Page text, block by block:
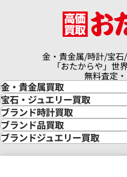
金・貴金属/時計/宝石
「おたからや」世
無料査定・
金・貴金属買取
金買取
金の相場価格情報
金の参考買取価格一覧
インゴット買取
インゴットの相場価格情報
24金買取
宝石・ジュエリー買取
宝石・ジュエリー買取
ダイヤモンド買取
ダイヤモンド・宝石の参考価
リング・結婚指輪買取
エメラルド買取
ブランド時計買取
時計買取
ロレックス買取
ロレックス デイトナ買取
ロレックス サブマリーナー買
ブランド品買取
ブランド買取
ブランドジュエリー買取